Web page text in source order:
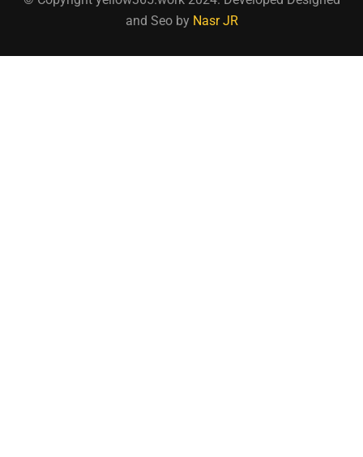
and Seo by Nasr JR